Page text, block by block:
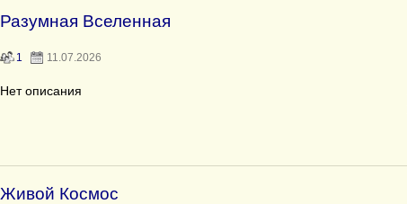
Разумная Вселенная
1 11.07.2026
Нет описания
Живой Космос